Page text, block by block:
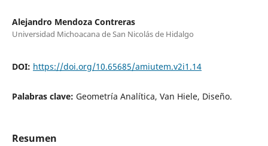
Alejandro Mendoza Contreras
Universidad Michoacana de San Nicolás de Hidalgo
DOI: https://doi.org/10.65685/amiutem.v2i1.14
Palabras clave: Geometría Analítica, Van Hiele, Diseño.
Resumen